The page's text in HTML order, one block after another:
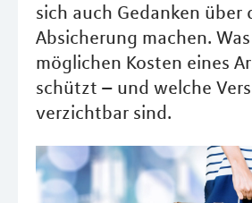
sich auch Gedanken über
Absicherung machen.
möglichen Kosten eines
schützt – und welche
verzichtbar sind.